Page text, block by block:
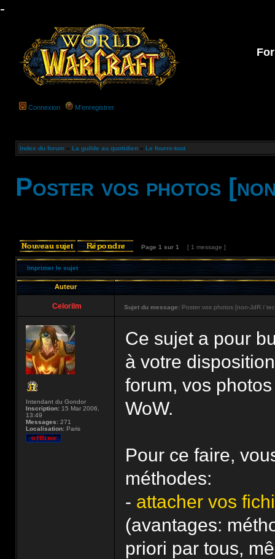
-
Connexion M’enregistrer
Index du forum » La guilde au quotidien » Le fourre-tout
Poster vos photos
Page 1 sur 1 [ 1 message ]
Imprimer le sujet
Auteur
Celorilm Sujet du message: Poster vos photos [non-JdR /
Intendant du Gondor
Inscription: 15 Mar 2006,
13:49
Messages: 271
Localisation: Paris
Ce sujet a pour
à votre
forum, vos
WoW.
Pour ce faire,
méthodes:
- attacher vos
(avantages:
priori par tous,